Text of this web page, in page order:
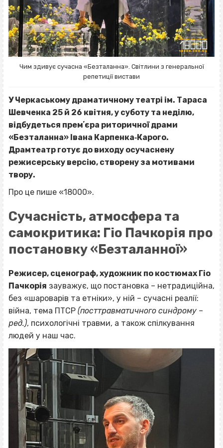
Чим здивує сучасна «Безталанна». Світлини з генеральної
репетиції вистави
У Черкаському драматичному театрі ім. Тараса
Шевченка 25 й 26 квітня, у суботу та неділю,
відбудеться премʼєра риторичної драми
«Безталанна» Івана Карпенка‐Карого.
Драмтеатр готує до виходу осучаснену
режисерську версію, створену за мотивами
твору.
Про це пише «18000».
Сучасність, атмосфера та
самокритика: Гіо Пачкорія про
постановку «Безталанної»
Режисер, сценограф, художник по костюмах Гіо
Пачкорія зауважує, що постановка – нетрадиційна,
без «шароварів та етніки», у ній – сучасні реалії:
війна, тема ПТСР (посттравматичного синдрому –
ред.), психологічні травми, а також спілкування
людей у наш час.